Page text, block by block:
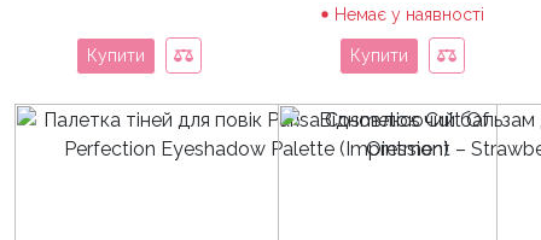
Купити
Немає у наявності
Купити